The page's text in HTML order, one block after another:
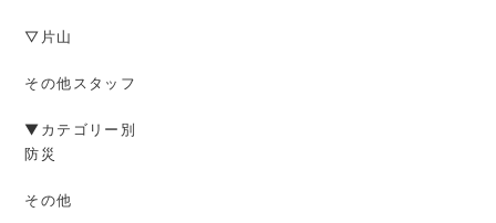
▽片山
その他スタッフ
▼カテゴリー別
防災
その他